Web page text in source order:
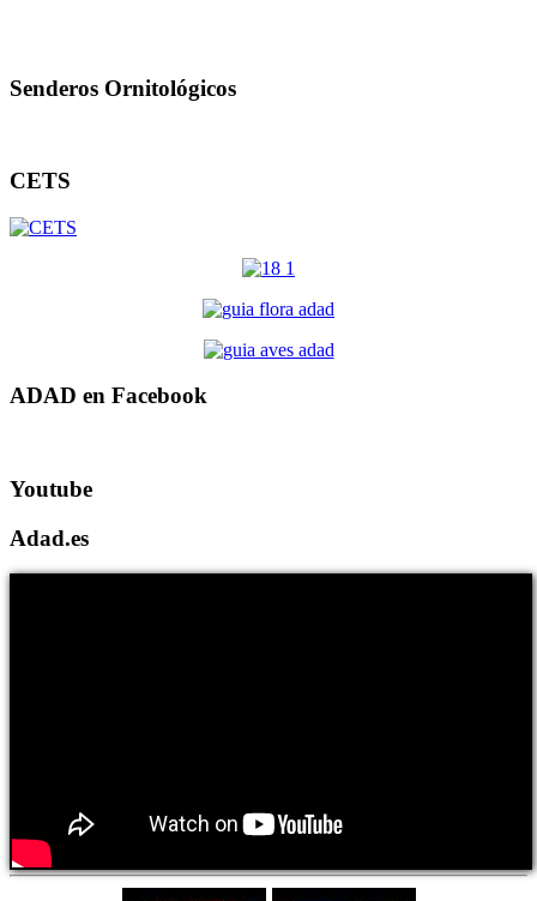
Senderos Ornitológicos
CETS
ADAD en Facebook
Youtube
Adad.es